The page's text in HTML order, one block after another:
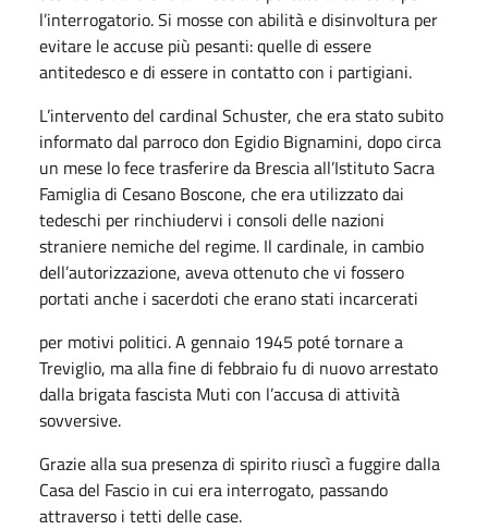
l’interrogatorio. Si mosse con abilità e disinvoltura per
evitare le accuse più pesanti: quelle di essere
antitedesco e di essere in contatto con i partigiani.
L’intervento del cardinal Schuster, che era stato subito
informato dal parroco don Egidio Bignamini, dopo circa
un mese lo fece trasferire da Brescia all’Istituto Sacra
Famiglia di Cesano Boscone, che era utilizzato dai
tedeschi per rinchiudervi i consoli delle nazioni
straniere nemiche del regime. Il cardinale, in cambio
dell’autorizzazione, aveva ottenuto che vi fossero
portati anche i sacerdoti che erano stati incarcerati
per motivi politici. A gennaio 1945 poté tornare a
Treviglio, ma alla fine di febbraio fu di nuovo arrestato
dalla brigata fascista Muti con l’accusa di attività
sovversive.
Grazie alla sua presenza di spirito riuscì a fuggire dalla
Casa del Fascio in cui era interrogato, passando
attraverso i tetti delle case.